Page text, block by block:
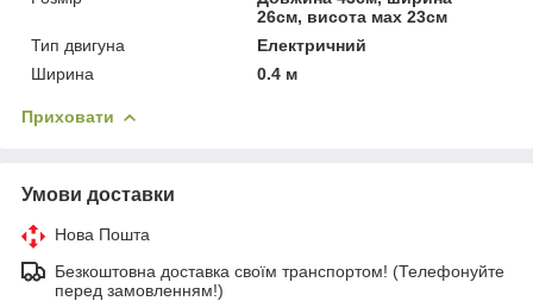
26см, висота мах 23см
Тип двигуна
Електричний
Ширина
0.4 м
Приховати
Умови доставки
Нова Пошта
Безкоштовна доставка своїм транспортом! (Телефонуйте
перед замовленням!)